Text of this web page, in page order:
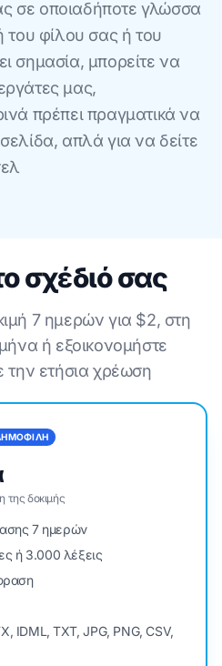
σε οποιαδήποτε γλώσσα
του φίλου σας ή του
σημασία, μπορείτε να
μας,
πρέπει πραγματικά να
απλά για να δείτε
σχέδιό σας
7 ημερών για $2, στη
ή εξοικονομήστε
την ετήσια χρέωση
της δοκιμής
7 ημερών
ή 3.000 λέξεις
IDML, TXT, JPG, PNG, CSV,